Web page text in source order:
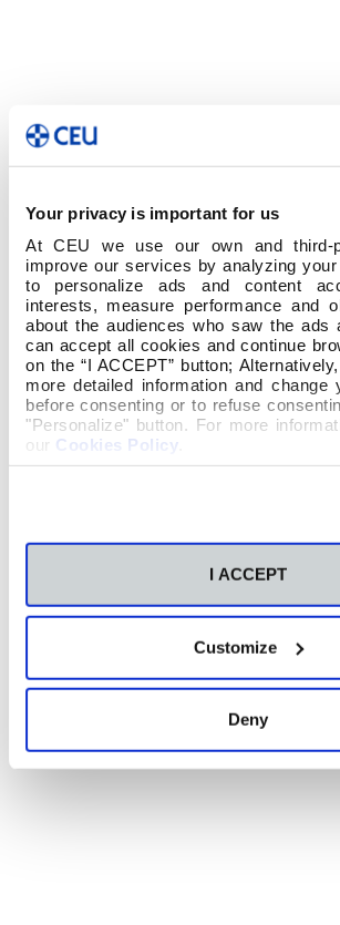
Your privacy is important for us
At CEU we use our own and third-
improve our services by analyzing your
to personalize ads and content
interests, measure performance and
about the audiences who saw the ads
can accept all cookies and continue
on the “I ACCEPT” button;
more detailed information and change
before consenting or to refuse
"Personalize" button. For more
our Cookies Policy
I ACCEPT
Customize
Deny